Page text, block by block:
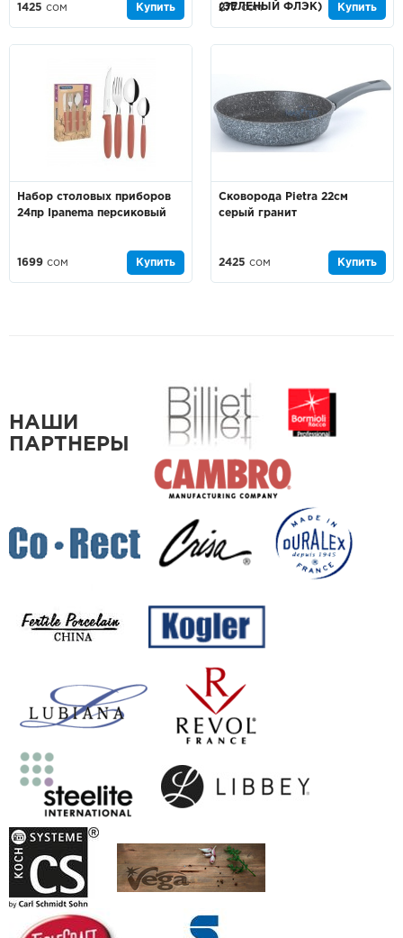
1425 сом Купить (ЗЕЛЕНЫЙ ФЛЭК)
277сом Купить
Набор столовых приборов
24пр Ipanema персиковый
1699 сом Купить
Сковорода Pietra 22см
серый гранит
2425 сом Купить
НАШИ
ПАРТНЕРЫ